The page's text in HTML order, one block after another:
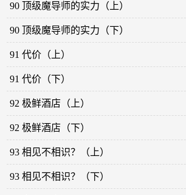
90 顶级魔导师的实力（上）
90 顶级魔导师的实力（下）
91 代价（上）
91 代价（下）
92 极鲜酒店（上）
92 极鲜酒店（下）
93 相见不相识？（上）
93 相见不相识？（下）